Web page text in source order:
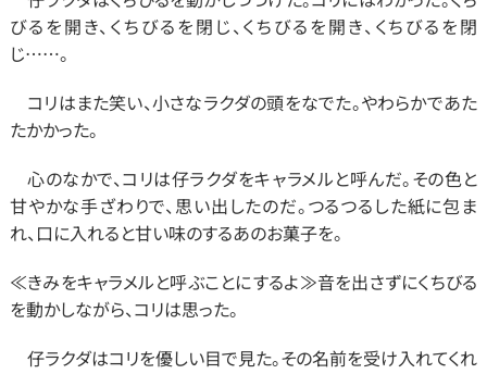
びるを開き、くちびるを閉じ、くちびるを開き、くちびるを閉
じ……。
コリはまた笑い、小さなラクダの頭をなでた。やわらかであた
たかかった。
心のなかで、コリは仔ラクダをキャラメルと呼んだ。その色と
甘やかな手ざわりで、思い出したのだ。つるつるした紙に包ま
れ、口に入れると甘い味のするあのお菓子を。
≪きみをキャラメルと呼ぶことにするよ≫音を出さずにくちびる
を動かしながら、コリは思った。
仔ラクダはコリを優しい目で見た。その名前を受け入れてくれ